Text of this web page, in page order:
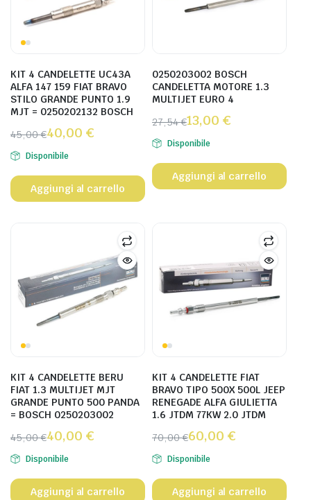
KIT 4 CANDELETTE UC43A
ALFA 147 159 FIAT BRAVO
STILO GRANDE PUNTO 1.9
MJT = 0250202132 BOSCH
45,00€40,00 €
Disponibile
Aggiungi al carrello
0250203002 BOSCH
CANDELETTA MOTORE 1.3
MULTIJET EURO 4
27,54€13,00 €
Disponibile
Aggiungi al carrello
KIT 4 CANDELETTE BERU
FIAT 1.3 MULTIJET MJT
GRANDE PUNTO 500 PANDA
= BOSCH 0250203002
45,00€40,00 €
Disponibile
Aggiungi al carrello
KIT 4 CANDELETTE FIAT
BRAVO TIPO 500X 500L JEEP
RENEGADE ALFA GIULIETTA
1.6 JTDM 77KW 2.0 JTDM
70,00€60,00 €
Disponibile
Aggiungi al carrello